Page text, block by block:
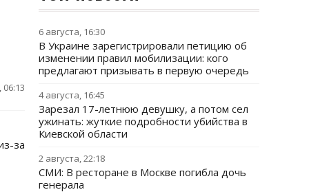
06:13
за
6 августа, 16:30
В Украине зарегистрировали петицию об
изменении правил мобилизации: кого
предлагают призывать в первую очередь
4 августа, 16:45
Зарезал 17-летнюю девушку, а потом сел
ужинать: жуткие подробности убийства в
Киевской области
2 августа, 22:18
СМИ: В ресторане в Москве погибла дочь
генерала